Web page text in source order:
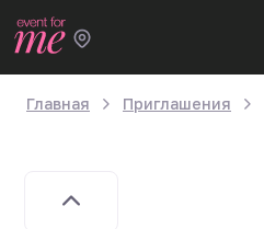
Главная Приглашения